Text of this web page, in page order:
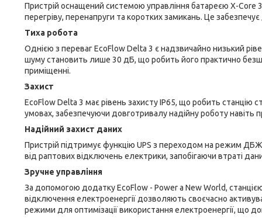
Пристрій оснащений системою управління батареєю X-Core
перегріву, перенапруги та коротких замикань. Це
Тиха робота
Однією з переваг EcoFlow Delta 3 є надзвичайно низький
шуму становить лише 30 дБ, що робить його практично
приміщенні.
Захист
EcoFlow Delta 3 має рівень захисту IP65, що робить станцію
умовах, забезпечуючи довготривалу надійну роботу навіть
Надійний захист даних
Пристрій підтримує функцію UPS з переходом на режим
від раптових відключень електрики, запобігаючи втраті
Зручне управління
За допомогою додатку EcoFlow - Power a New World,
відключення електроенергії дозволяють своєчасно
режими для оптимізації використання електроенергії, що